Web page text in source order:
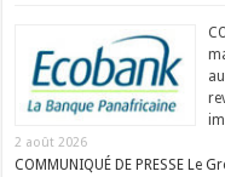
2 août 2026
COMMUNIQUÉ DE PRESSE Le